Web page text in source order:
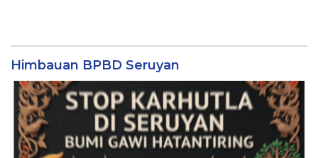
Himbauan BPBD Seruyan